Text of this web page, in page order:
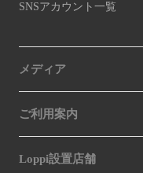
SNSアカウント一覧
メディア
ご利用案内
Loppi設置店舗